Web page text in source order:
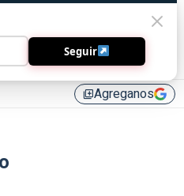
library_addAgreganos
Seguir